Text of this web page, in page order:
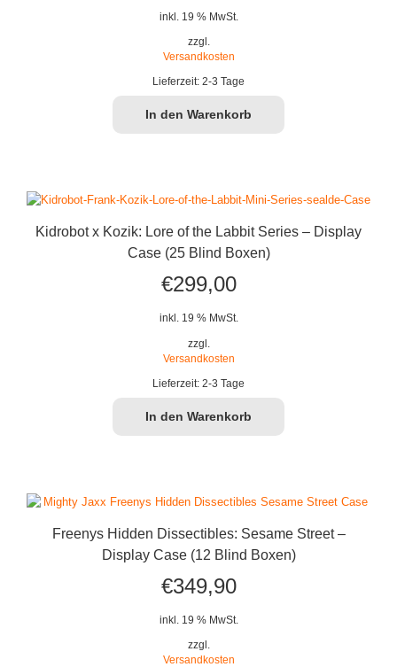
inkl. 19 % MwSt.
zzgl.
Versandkosten
Lieferzeit: 2-3 Tage
In den Warenkorb
Kidrobot x Kozik: Lore of the Labbit Series – Display
Case (25 Blind Boxen)
€299,00
inkl. 19 % MwSt.
zzgl.
Versandkosten
Lieferzeit: 2-3 Tage
In den Warenkorb
Freenys Hidden Dissectibles: Sesame Street –
Display Case (12 Blind Boxen)
€349,90
inkl. 19 % MwSt.
zzgl.
Versandkosten